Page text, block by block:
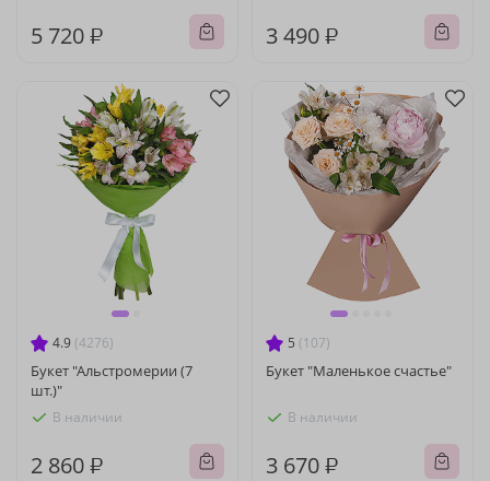
5 720 ₽ 3 490 ₽
4.9 (4276)
Букет "Альстромерии (7
шт.)"
В наличии
2 860 ₽
5 (107)
Букет "Маленькое счастье"
В наличии
3 670 ₽